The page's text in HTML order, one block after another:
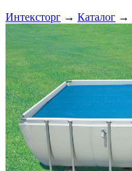
Интексторг → Каталог →